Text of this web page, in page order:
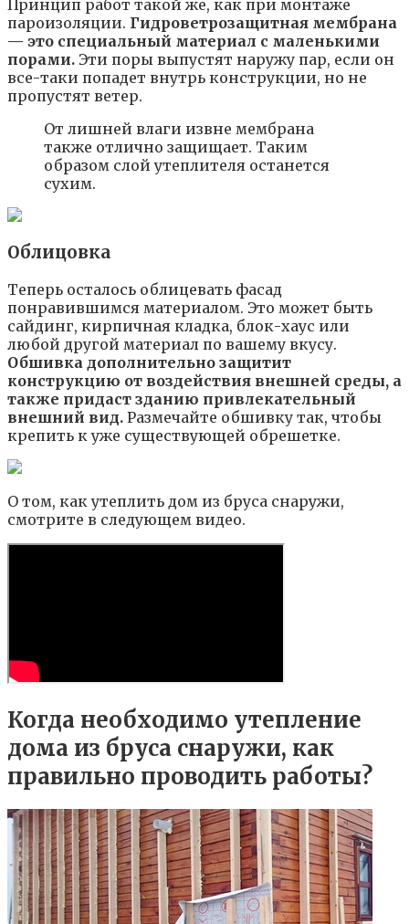
Принцип работ такой же, как при монтаже
пароизоляции. Гидроветрозащитная мембрана
— это специальный материал с маленькими
порами. Эти поры выпустят наружу пар, если он
все-таки попадет внутрь конструкции, но не
пропустят ветер.
От лишней влаги извне мембрана
также отлично защищает. Таким
образом слой утеплителя останется
сухим.
Облицовка
Теперь осталось облицевать фасад
понравившимся материалом. Это может быть
сайдинг, кирпичная кладка, блок-хаус или
любой другой материал по вашему вкусу.
Обшивка дополнительно защитит
конструкцию от воздействия внешней среды, а
также придаст зданию привлекательный
внешний вид. Размечайте обшивку так, чтобы
крепить к уже существующей обрешетке.
О том, как утеплить дом из бруса снаружи,
смотрите в следующем видео.
Когда необходимо утепление
дома из бруса снаружи, как
правильно проводить работы?